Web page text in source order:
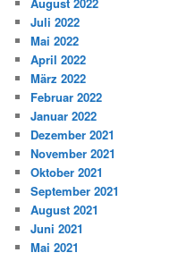
Juli 2022
Mai 2022
April 2022
März 2022
Februar 2022
Januar 2022
Dezember 2021
November 2021
Oktober 2021
September 2021
August 2021
Juni 2021
Mai 2021